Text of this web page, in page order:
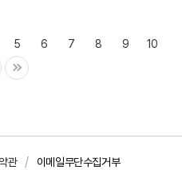
5 6 7 8 9 10
관 이메일무단수집거부